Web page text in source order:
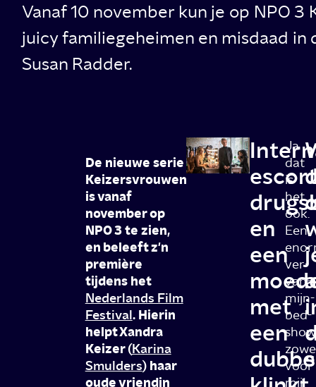
Vanaf 10 november kun je op NPO
juicy familiegeheimen en misdaad in
Susan Radder.
De nieuwe serie
Keizersvrouwen
is vanaf
november op
NPO 3 te zien,
en beleeft z'n
première
tijdens het
Nederlands Film
Festival. Hierin
helpt Xandra
Keizer (Karina
Smulders) haar
oude vriendin
en
een
met
een
Ja
dat
is
het
ook.
Een
ver-
van-
mijn-
bed-
voor
mij